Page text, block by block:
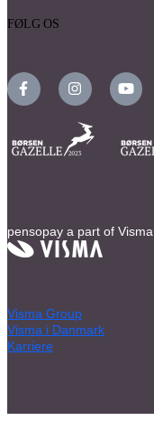
FØLG OS
pensopay a part of Visma
Visma Group
Visma i Danmark
Karriere